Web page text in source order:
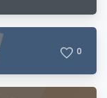
0